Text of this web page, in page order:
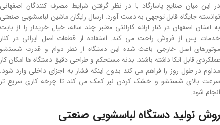
در این میان صنایع پاسارگاد با در نظر گرفتن شرایط مصرف کنندگان اصفهانی
توانسته جایگاه قابل توجهی به دست آورد. ارسال رایگان ماشین لباسشویی صنعتی
به استان اصفهان در کنار ارائه گارانتی معتبر چند ساله، خیال خریدار را از بابت
خدمات پس از فروش راحت می کند. استفاده از قطعات اصل ایرانی در کنار
موتورهای اصل خارجی باعث شده این دستگاه از نظر دوام و قدرت شستشو
عملکردی قابل اتکا داشته باشند. بدنه مستحکم و طراحی دقیق دستگاه ها امکان کار
مداوم در طول روز را فراهم می کند بدون اینکه فشار به اجزای داخلی وارد شود.
سرعت بالای شستشو و خشک کردن نیز کمک می کند تا چرخه کاری سریع تر
انجام شود.
روش تولید دستگاه لباسشویی صنعتی